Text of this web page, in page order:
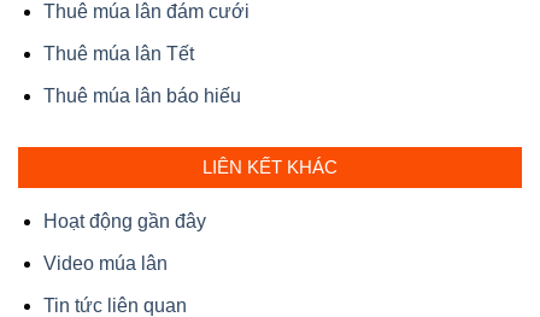
Thuê múa lân đám cưới
Thuê múa lân Tết
Thuê múa lân báo hiếu
LIÊN KẾT KHÁC
Hoạt động gần đây
Video múa lân
Tin tức liên quan